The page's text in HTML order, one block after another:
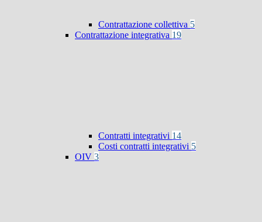
Contrattazione collettiva 5
Contrattazione integrativa 19
Contratti integrativi 14
Costi contratti integrativi 5
OIV 3